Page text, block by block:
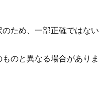
ため、一部正確ではない
のと異なる場合がありま